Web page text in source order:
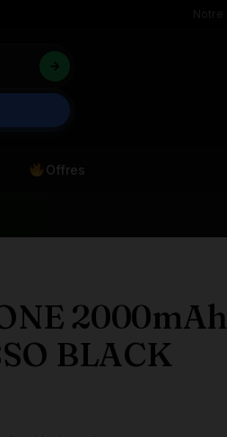
Offres
2000mAh
BLACK